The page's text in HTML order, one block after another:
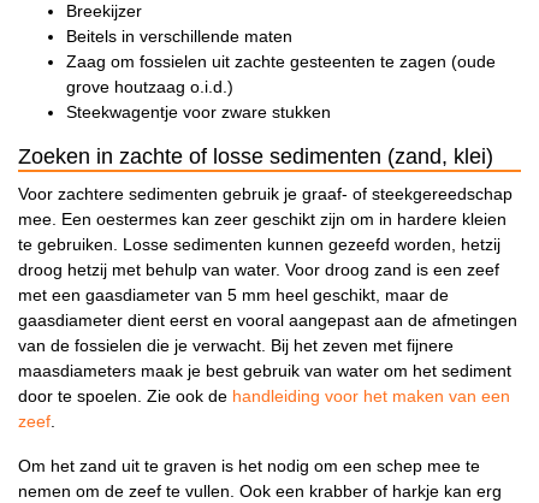
Breekijzer
Beitels in verschillende maten
Zaag om fossielen uit zachte gesteenten te zagen (oude
grove houtzaag o.i.d.)
Steekwagentje voor zware stukken
Zoeken in zachte of losse sedimenten (zand, klei)
Voor zachtere sedimenten gebruik je graaf- of steekgereedschap
mee. Een oestermes kan zeer geschikt zijn om in hardere kleien
te gebruiken. Losse sedimenten kunnen gezeefd worden, hetzij
droog hetzij met behulp van water. Voor droog zand is een zeef
met een gaasdiameter van 5 mm heel geschikt, maar de
gaasdiameter dient eerst en vooral aangepast aan de afmetingen
van de fossielen die je verwacht. Bij het zeven met fijnere
maasdiameters maak je best gebruik van water om het sediment
door te spoelen. Zie ook de handleiding voor het maken van een
zeef.
Om het zand uit te graven is het nodig om een schep mee te
nemen om de zeef te vullen. Ook een krabber of harkje kan erg